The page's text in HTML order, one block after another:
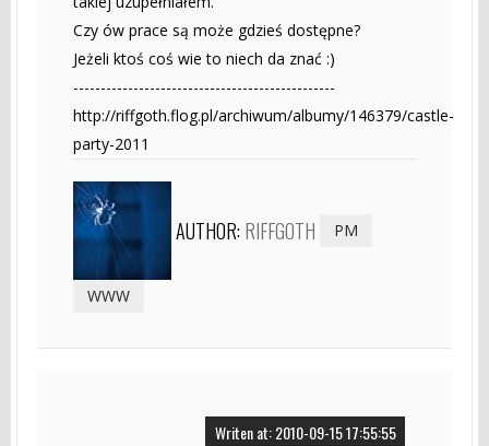
Czy ów prace są może gdzieś dostępne?
Jeżeli ktoś coś wie to niech da znać :)
------------------------------------------------
http://riffgoth.flog.pl/archiwum/albumy/146379/castle-
party-2011
AUTHOR: RIFFGOTH PM
WWW
Writen at: 2010-09-15 17:55:55